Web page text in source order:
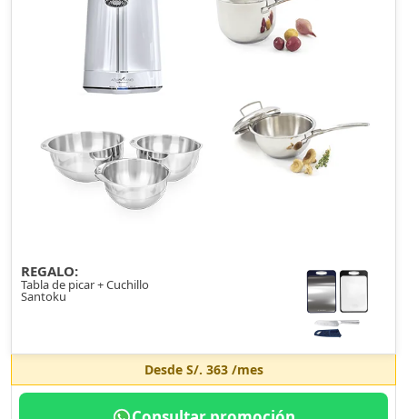
REGALO:
Tabla de picar + Cuchillo
Santoku
Desde S/. 363/mes